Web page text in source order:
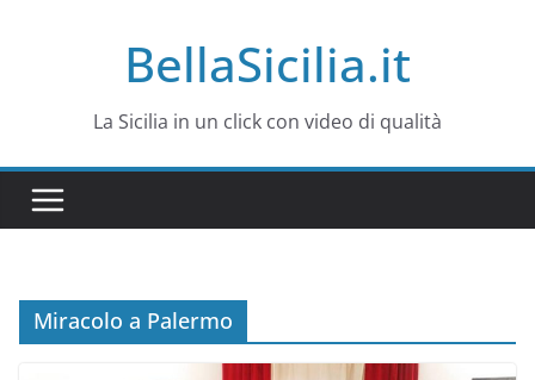
BellaSicilia.it
La Sicilia in un click con video di qualità
Miracolo a Palermo